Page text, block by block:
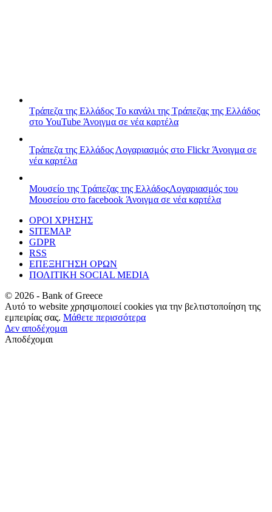
Τράπεζα της Ελλάδος Το κανάλι της Τράπεζας της Ελλάδος
στο YouTube Άνοιγμα σε νέα καρτέλα
Τράπεζα της Ελλάδος Λογαριασμός στο FlickrΆνοιγμα σε
νέα καρτέλα
Μουσείο της Τράπεζας της ΕλλάδοςΛογαριασμός του
Μουσείου στο facebook Άνοιγμα σε νέα καρτέλα
ΟΡΟΙ ΧΡΗΣΗΣ
SITEMAP
GDPR
RSS
ΕΠΕΞΗΓΗΣΗ ΟΡΩΝ
ΠΟΛΙΤΙΚΗ SOCIAL MEDIA
© 2026 - Bank of Greece
Αυτό το website χρησιμοποιεί cookies για την βελτιστοποίηση της
εμπειρίας σας. Μάθετε περισσότερα
Δεν αποδέχομαι
Αποδέχομαι